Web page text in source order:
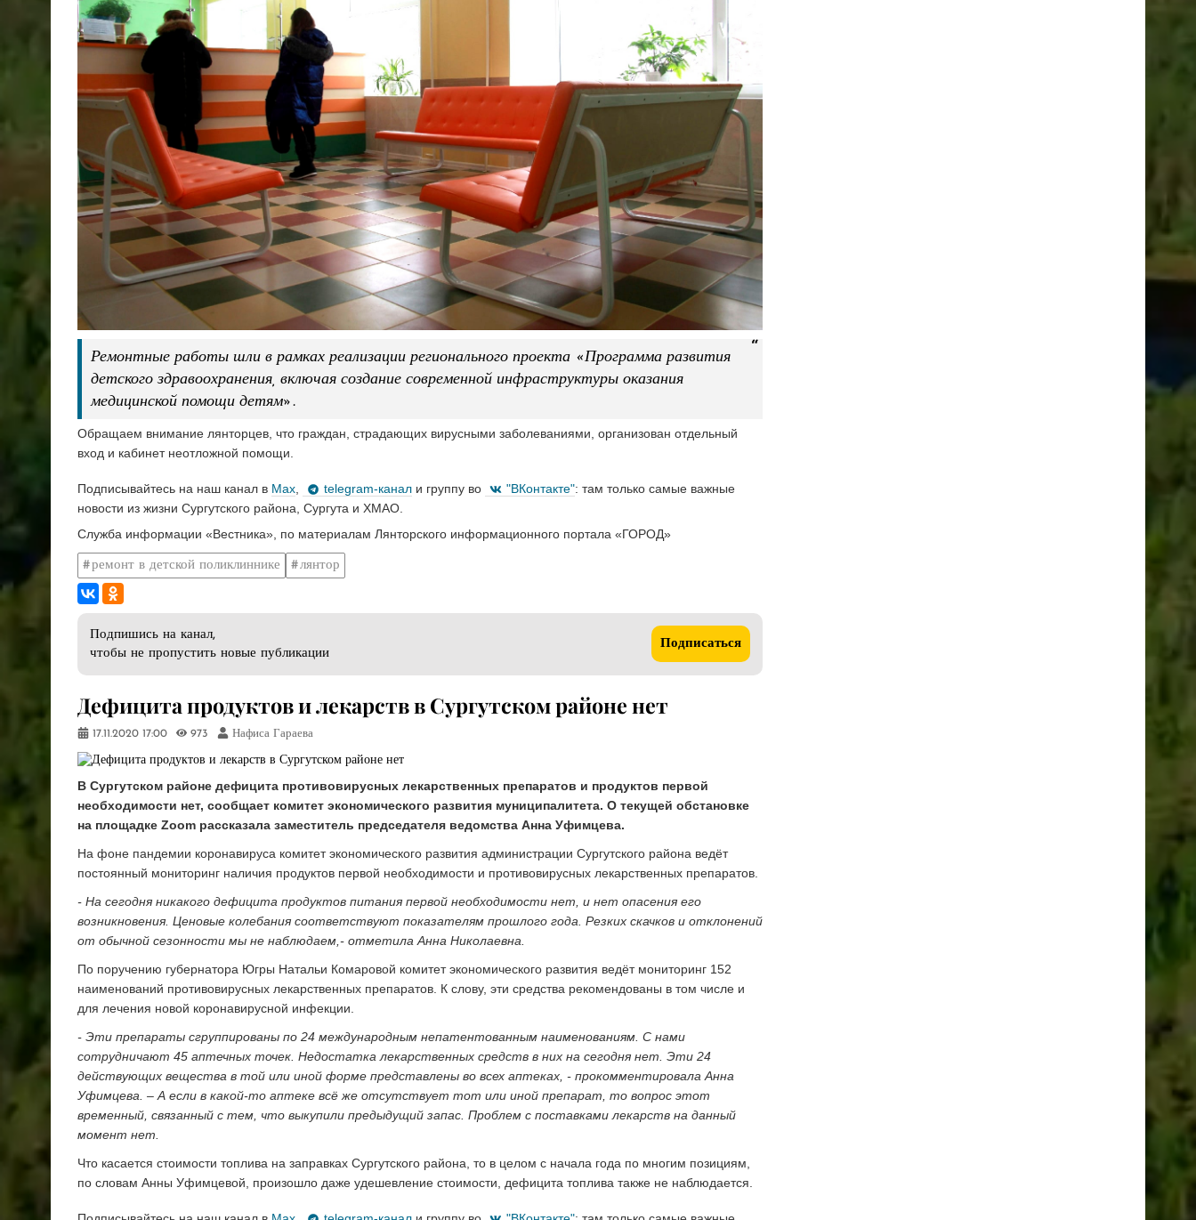
Ремонтные работы шли в рамках реализации регионального проекта «Программа развития
детского здравоохранения, включая создание современной инфраструктуры оказания
медицинской помощи детям».
Обращаем внимание лянторцев, что граждан, страдающих вирусными заболеваниями, организован отдельный
вход и кабинет неотложной помощи.
Подписывайтесь на наш канал в Max telegram-канал и группу во "ВКонтакте": там только самые важные
новости из жизни Сургутского района, Сургута и ХМАО.
Служба информации «Вестника», по материалам Лянторского информационного портала «ГОРОД»
ремонт в детской поликлиннике лянтор
Подпишись на канал,
чтобы не пропустить новые публикации
Подписаться
Дефицита продуктов и лекарств в Сургутском районе нет
17.11.2020 17:00 973 Нафиса Гараева
В Сургутском районе дефицита противовирусных лекарственных препаратов и продуктов первой
необходимости нет, сообщает комитет экономического развития муниципалитета. О текущей обстановке
на площадке Zoom рассказала заместитель председателя ведомства Анна Уфимцева.
На фоне пандемии коронавируса комитет экономического развития администрации Сургутского района ведёт
постоянный мониторинг наличия продуктов первой необходимости и противовирусных лекарственных препаратов.
- На сегодня никакого дефицита продуктов питания первой необходимости нет, и нет опасения его
возникновения. Ценовые колебания соответствуют показателям прошлого года. Резких скачков и отклонений
от обычной сезонности мы не наблюдаем,- отметила Анна Николаевна.
По поручению губернатора Югры Натальи Комаровой комитет экономического развития ведёт мониторинг 152
наименований противовирусных лекарственных препаратов. К слову, эти средства рекомендованы в том числе и
для лечения новой коронавирусной инфекции.
- Эти препараты сгруппированы по 24 международным непатентованным наименованиям. С нами
сотрудничают 45 аптечных точек. Недостатка лекарственных средств в них на сегодня нет. Эти 24
действующих вещества в той или иной форме представлены во всех аптеках, - прокомментировала Анна
Уфимцева. – А если в какой-то аптеке всё же отсутствует тот или иной препарат, то вопрос этот
временный, связанный с тем, что выкупили предыдущий запас. Проблем с поставками лекарств на данный
момент нет
Что касается стоимости топлива на заправках Сургутского района, то в целом с начала года по многим позициям,
по словам Анны Уфимцевой, произошло даже удешевление стоимости, дефицита топлива также не наблюдается.